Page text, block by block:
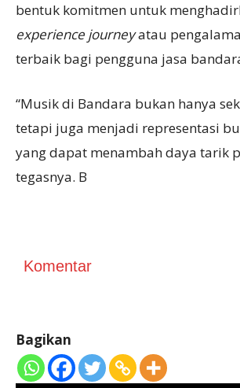
bentuk komitmen untuk
experience journeyatau
terbaik bagi pengguna jasa
“Musik di Bandara bukan hanya
tetapi juga menjadi representasi
yang dapat menambah daya tarik
tegasnya. B
Komentar
Bagikan